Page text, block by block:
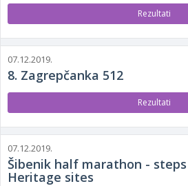
Rezultati
07.12.2019.
8. Zagrepčanka 512
Rezultati
07.12.2019.
Šibenik half marathon - steps
Heritage sites